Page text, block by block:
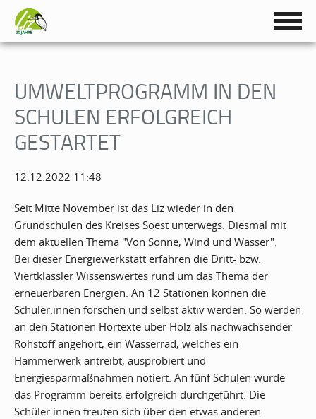
UMWELTPROGRAMM IN DEN
SCHULEN ERFOLGREICH
GESTARTET
12.12.2022 11:48
Seit Mitte November ist das Liz wieder in den
Grundschulen des Kreises Soest unterwegs. Diesmal mit
dem aktuellen Thema "Von Sonne, Wind und Wasser".
Bei dieser Energiewerkstatt erfahren die Dritt- bzw.
Viertklässler Wissenswertes rund um das Thema der
erneuerbaren Energien. An 12 Stationen können die
Schüler:innen forschen und selbst aktiv werden. So werden
an den Stationen Hörtexte über Holz als nachwachsender
Rohstoff angehört, ein Wasserrad, welches ein
Hammerwerk antreibt, ausprobiert und
Energiesparmaßnahmen notiert. An fünf Schulen wurde
das Programm bereits erfolgreich durchgeführt. Die
Schüler.innen freuten sich über den etwas anderen